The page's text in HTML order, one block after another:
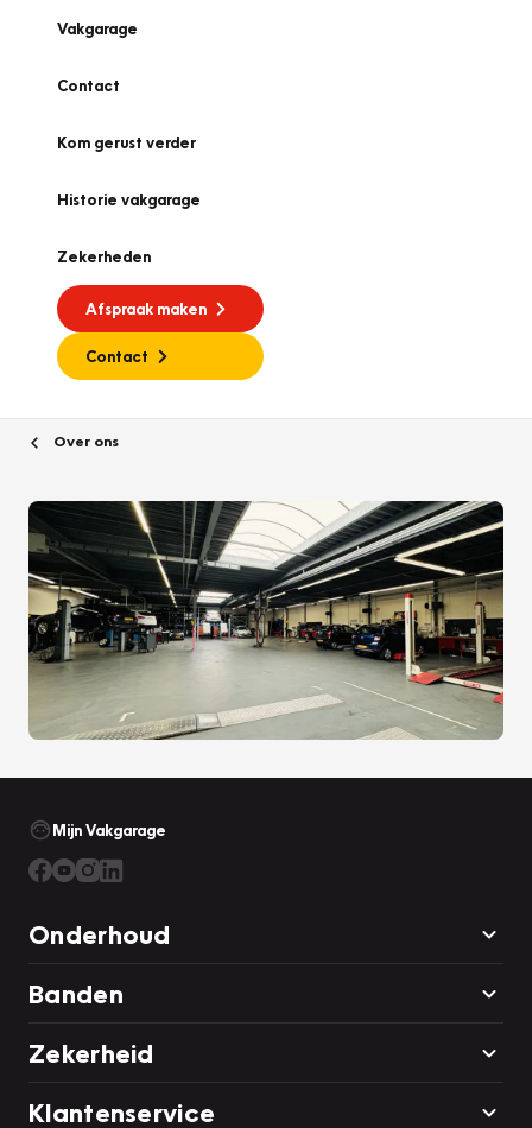
Vakgarage
Contact
Kom gerust verder
Historie vakgarage
Zekerheden
Afspraak maken
Contact
Over ons
Mijn Vakgarage
Onderhoud
Banden
Zekerheid
Klantenservice